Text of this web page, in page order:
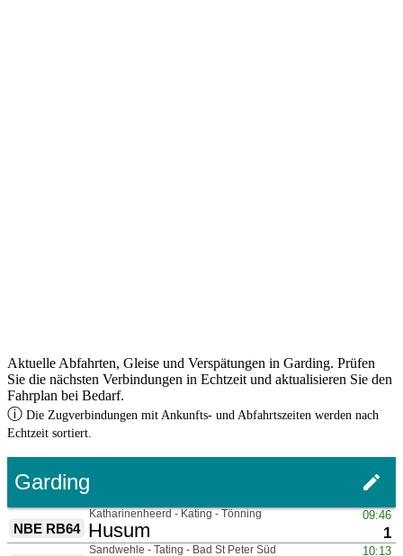
Aktuelle Abfahrten, Gleise und Verspätungen in Garding. Prüfen
Sie die nächsten Verbindungen in Echtzeit und aktualisieren Sie den
Fahrplan bei Bedarf.
ⓘ Die Zugverbindungen mit Ankunfts- und Abfahrtszeiten werden nach
Echtzeit sortiert.